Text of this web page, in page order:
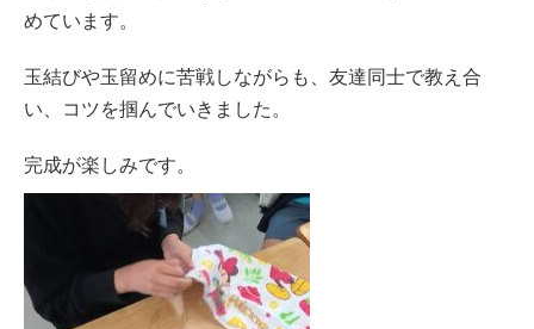
めています。
玉結びや玉留めに苦戦しながらも、友達同士で教え合
い、コツを掴んでいきました。
完成が楽しみです。